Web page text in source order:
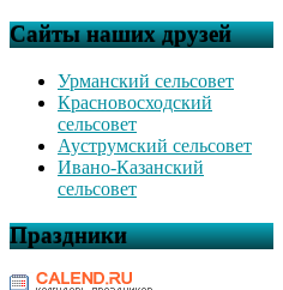
Сайты наших друзей
Урманский сельсовет
Красновосходский
сельсовет
Ауструмский сельсовет
Ивано-Казанский
сельсовет
Праздники